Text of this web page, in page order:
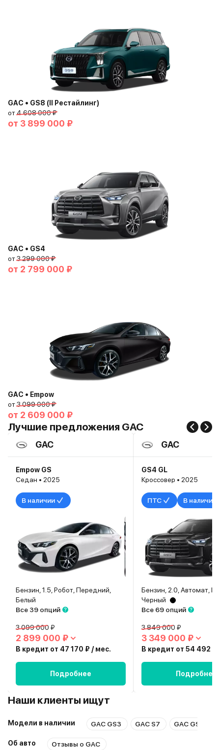
GAC • GS8 (II Рестайлинг)
от4 608 000 ₽
от 3 899 000 ₽
GAC • GS4
от3 299 000 ₽
от 2 799 000 ₽
GAC • Empow
от3 099 000 ₽
от 2 609 000 ₽
Лучшие предложения GAC
GAC
Empow GS
Седан • 2025
В наличии
Бензин, 1.5, Робот, Передний,
Белый
Все 39 опций
3 099 000 ₽
2 899 000 ₽
В кредит от 47 170 ₽ / мес.
Подробнее
GAC
GS4 GL
Кроссовер • 2025
ПТС В наличии
Бензин, 2.0, Автомат,
Черный
Все 69 опций
3 849 000 ₽
3 349 000 ₽
В кредит от 54 492 ₽
Подробнее
Наши клиенты ищут
Модели в наличии GAC GS3 GAC S7 GAC GS8
Об авто Отзывы о GAC